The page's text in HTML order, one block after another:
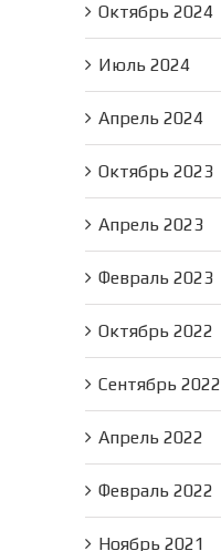
Октябрь 2024
Июль 2024
Апрель 2024
Октябрь 2023
Апрель 2023
Февраль 2023
Октябрь 2022
Сентябрь 2022
Апрель 2022
Февраль 2022
Ноябрь 2021